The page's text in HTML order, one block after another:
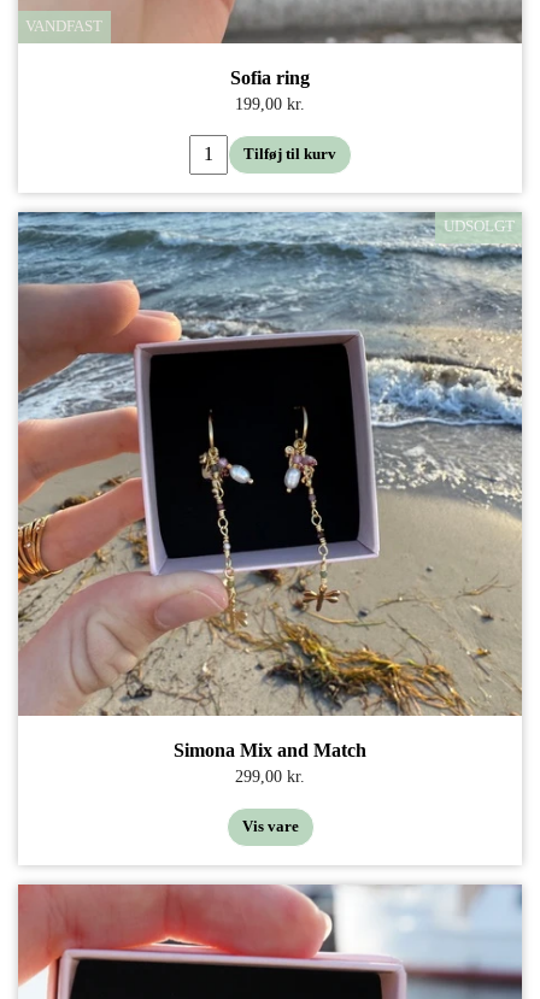
VANDFAST
Sofia ring
199,00 kr.
Tilføj til kurv
UDSOLGT
Simona Mix and Match
299,00 kr.
Vis vare